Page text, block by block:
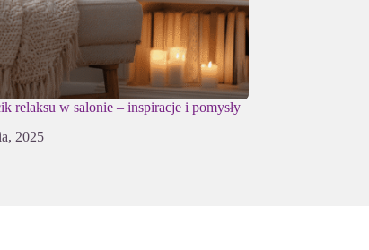
relaksu w salonie – inspiracje i pomysły
2025